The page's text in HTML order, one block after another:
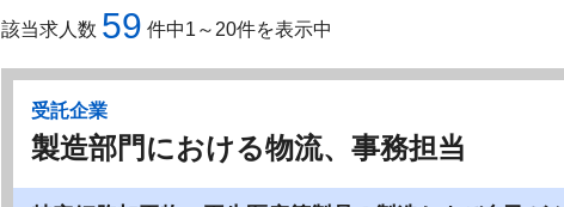
該当求人数 59 件中1～20件を表示中
受託企業
製造部門における物流、事務担当